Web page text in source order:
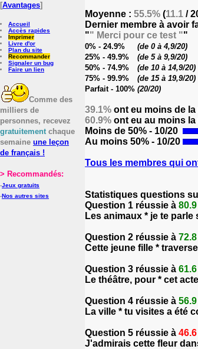
[Avantages]
Accueil
Accès rapides
Imprimer
Livre d'or
Plan du site
Recommander
Signaler un bug
Faire un lien
Comme des
milliers de
personnes, recevez
gratuitementchaque
semaine une leçon
de français !
> Recommandés:
-Jeux gratuits
-Nos autres sites
Moyenne : 55.5% (11.1 /
Dernier membre à avoir
"" Merci pour ce test ""
0% - 24.9% (de 0 à 4,9/20)
25% - 49.9% (de 5 à 9,9/20)
50% - 74.9% (de 10 à 14,9/20)
75% - 99.9% (de 15 à 19,9/20)
Parfait - 100% (20/20)
39.1% ont eu moins de
60.9% ont eu au moins
Moins de 50% - 10/20
Au moins 50% - 10/20
Tous les membres qui
Statistiques questions
Question 1 réussie à
Les animaux * je te
Question 2 réussie à
Cette jeune fille *
Question 3 réussie à
Le théâtre, pour * cet
Question 4 réussie à
La ville * tu visites a été
Question 5 réussie à
J'admirais cette fleur